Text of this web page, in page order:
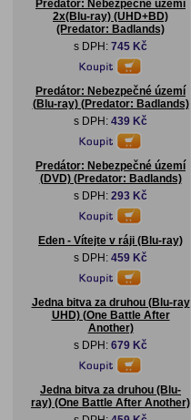
Predátor: Nebezpečné území
2x(Blu-ray) (UHD+BD)
(Predator: Badlands)
s DPH: 745 Kč
Predátor: Nebezpečné území
(Blu-ray) (Predator: Badlands)
s DPH: 439 Kč
Predátor: Nebezpečné území
(DVD) (Predator: Badlands)
s DPH: 293 Kč
Eden - Vítejte v ráji (Blu-ray)
s DPH: 459 Kč
Jedna bitva za druhou (Blu-ray
UHD) (One Battle After
Another)
s DPH: 679 Kč
Jedna bitva za druhou (Blu-
ray) (One Battle After Another)